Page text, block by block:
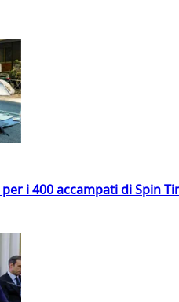
i 400 accampati di Spin